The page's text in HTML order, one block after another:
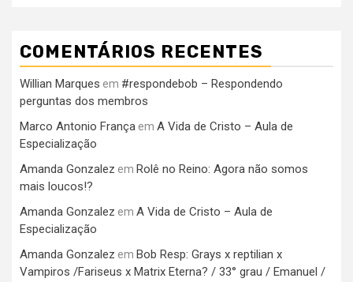
COMENTÁRIOS RECENTES
Willian Marques em #respondebob – Respondendo
perguntas dos membros
Marco Antonio França em A Vida de Cristo – Aula de
Especialização
Amanda Gonzalez em Rolê no Reino: Agora não somos
mais loucos!?
Amanda Gonzalez em A Vida de Cristo – Aula de
Especialização
Amanda Gonzalez em Bob Resp: Grays x reptilian x
Vampiros /Fariseus x Matrix Eterna? / 33° grau / Emanuel /